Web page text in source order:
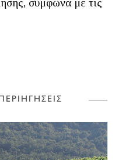
σύμφωνα με τις